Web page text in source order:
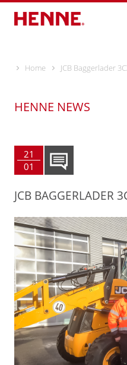
Skip
content
Home JCB Baggerlader
HENNE NEWS
21
01
JCB BAGGERLADER